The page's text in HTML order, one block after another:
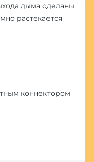
дыма сделаны
растекается
коннектором